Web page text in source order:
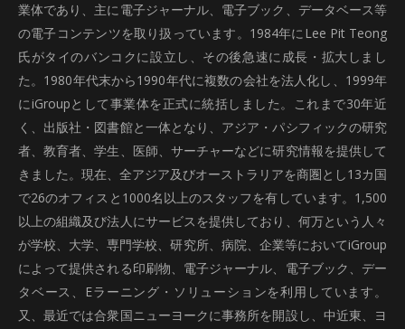
業体であり、主に電子ジャーナル、電子ブック、データベース等
の電子コンテンツを取り扱っています。1984年にLee Pit Teong
氏がタイのバンコクに設立し、その後急速に成長・拡大しまし
た。1980年代末から1990年代に複数の会社を法人化し、1999年
にiGroupとして事業体を正式に統括しました。これまで30年近
く、出版社・図書館と一体となり、アジア・パシフィックの研究
者、教育者、学生、医師、サーチャーなどに研究情報を提供して
きました。現在、全アジア及びオーストラリアを商圏とし13カ国
で26のオフィスと1000名以上のスタッフを有しています。1,500
以上の組織及び法人にサービスを提供しており、何万という人々
が学校、大学、専門学校、研究所、病院、企業等においてiGroup
によって提供される印刷物、電子ジャーナル、電子ブック、デー
タベース、Eラーニング・ソリューションを利用しています。
又、最近では合衆国ニューヨークに事務所を開設し、中近東、ヨ